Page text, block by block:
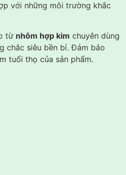
với những môi trường khắc
từ nhôm hợp kim chuyên dùng
chắc siêu bền bỉ. Đảm bảo
tuổi thọ của sản phẩm.